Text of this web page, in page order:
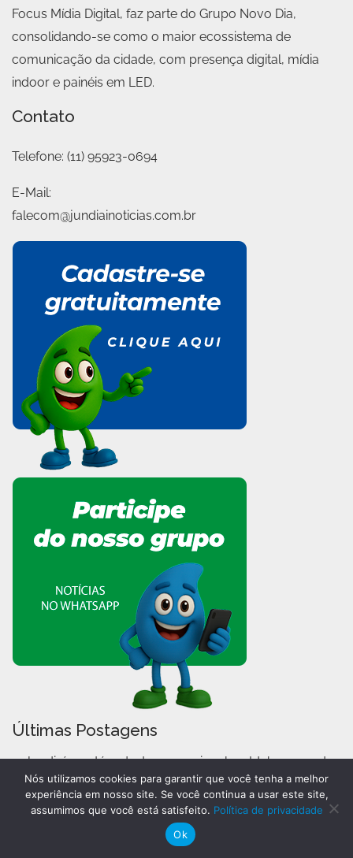
Focus Mídia Digital, faz parte do Grupo Novo Dia,
consolidando-se como o maior ecossistema de
comunicação da cidade, com presença digital, mídia
indoor e painéis em LED.
Contato
Telefone: (11) 95923-0694
E-Mail:
falecom@jundiainoticias.com.br
Últimas Postagens
Jundiaí mantém destaque nacional no Ideb com nota
7,1
Espaço Expressa recebe festival gratuito de Alfred
Hitchcock
Projeto valoriza memórias e patrimônio cultural de
Nós utilizamos cookies para garantir que você tenha a melhor
experiência em nosso site. Se você continua a usar este site,
assumimos que você está satisfeito. Política de privacidade
Ok